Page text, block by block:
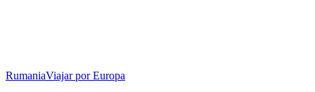
RumaniaViajar por Europa